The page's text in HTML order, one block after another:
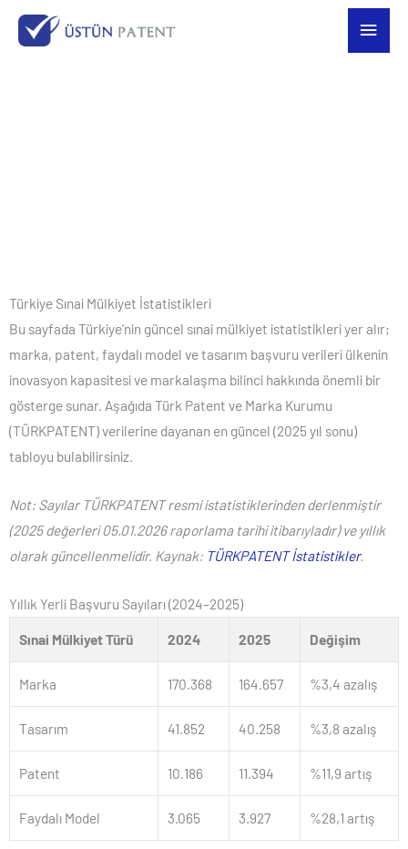
İçeriğe
atla
Ana
Türkiye Sınai Mülkiyet İstatistikleri
Bu sayfada Türkiye’nin güncel sınai mülkiyet istatistikleri yer alır;
marka, patent, faydalı model ve tasarım başvuru verileri ülkenin
inovasyon kapasitesi ve markalaşma bilinci hakkında önemli bir
gösterge sunar. Aşağıda Türk Patent ve Marka Kurumu
(TÜRKPATENT) verilerine dayanan en güncel (2025 yıl sonu)
tabloyu bulabilirsiniz.
Not: Sayılar TÜRKPATENT resmi istatistiklerinden derlenmiştir
(2025 değerleri 05.01.2026 raporlama tarihi itibarıyladır) ve yıllık
olarak güncellenmelidir. Kaynak: TÜRKPATENT İstatistikler.
Yıllık Yerli Başvuru Sayıları (2024–2025)
Sınai Mülkiyet Türü 2024 2025 Değişim
Marka 170.368 164.657 %3,4 azalış
Tasarım 41.852 40.258 %3,8 azalış
Patent 10.186 11.394 %11,9 artış
Faydalı Model 3.065 3.927 %28,1 artış